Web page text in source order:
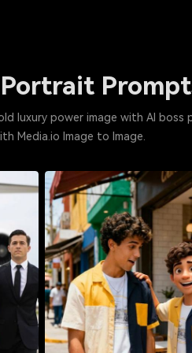
luxury power image with AI boss
Media.io Image to Image.